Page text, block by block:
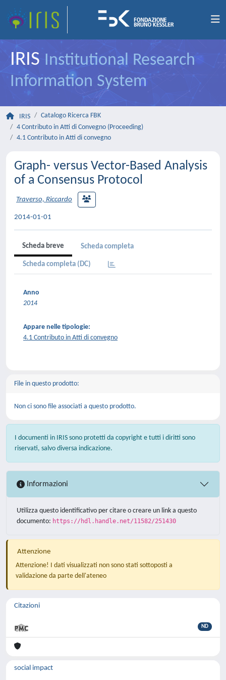
IRIS Institutional Research
Information System
IRIS
Catalogo Ricerca FBK
4 Contributo in Atti di Convegno (Proceeding)
4.1 Contributo in Atti di convegno
Graph- versus Vector-Based Analysis
of a Consensus Protocol
Traverso, Riccardo
2014-01-01
Scheda breve Scheda completa
Scheda completa (DC)
Anno
2014
Appare nelle tipologie:
4.1 Contributo in Atti di convegno
File in questo prodotto:
Non ci sono file associati a questo prodotto.
I documenti in IRIS sono protetti da copyright e tutti i diritti sono
riservati, salvo diversa indicazione.
Informazioni
Utilizza questo identificativo per citare o creare un link a questo
documento: https://hdl.handle.net/11582/251430
Attenzione
Attenzione! I dati visualizzati non sono stati sottoposti a
validazione da parte dell'ateneo
Citazioni
ND
social impact